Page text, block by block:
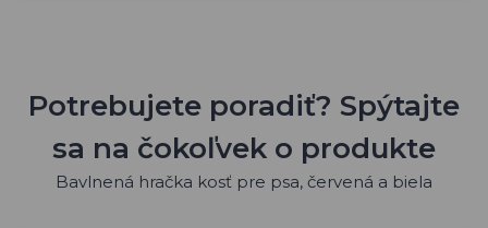
Potrebujete poradiť? Spýtajte
sa na čokoľvek o produkte
Bavlnená hračka kosť pre psa, červená a biela